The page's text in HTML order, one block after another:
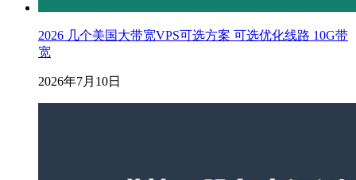
2026 几个美国大带宽VPS可选方案 可选优化线路 10G带
宽
2026年7月10日